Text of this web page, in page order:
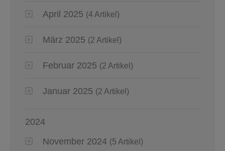
April 2025 (4 Artikel)
März 2025 (2 Artikel)
Februar 2025 (2 Artikel)
Januar 2025 (2 Artikel)
2024
November 2024 (5 Artikel)